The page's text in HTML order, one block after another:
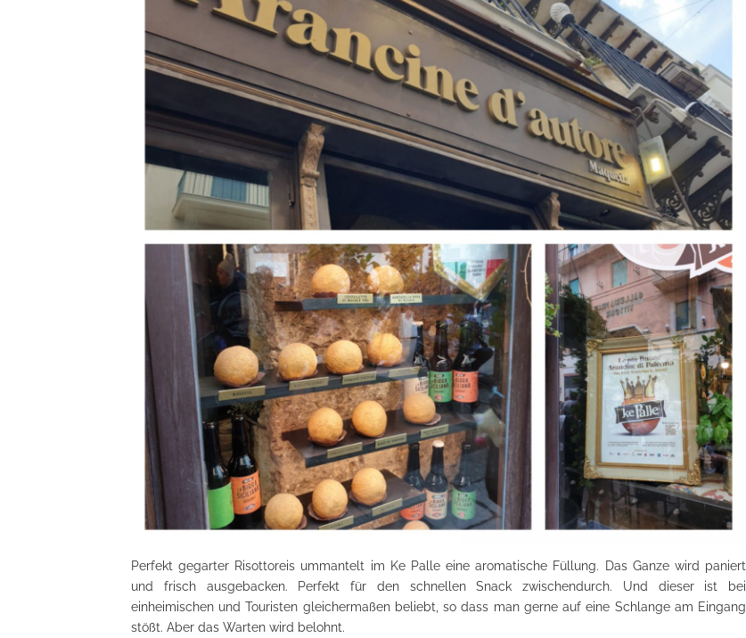
Perfekt gegarter Risottoreis ummantelt im Ke Palle eine aromatische Füllung. Das Ganze wird paniert
und frisch ausgebacken. Perfekt für den schnellen Snack zwischendurch. Und dieser ist bei
einheimischen und Touristen gleichermaßen beliebt, so dass man gerne auf eine Schlange am Eingang
stößt. Aber das Warten wird belohnt.